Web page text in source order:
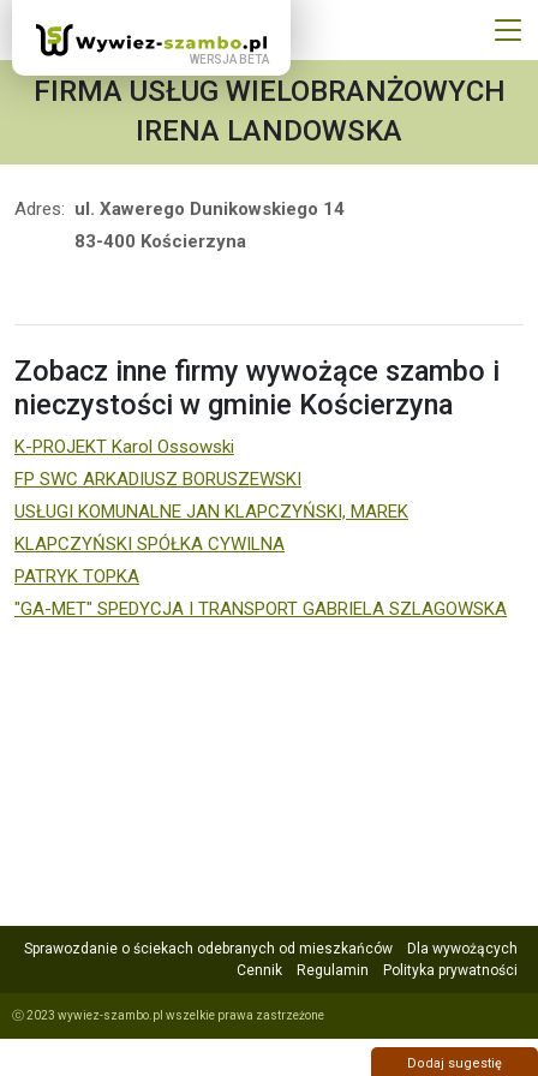
FIRMA USŁUG WIELOBRANŻOWYCH
IRENA LANDOWSKA
Adres: ul. Xawerego Dunikowskiego 14
83-400 Kościerzyna
Zobacz inne firmy wywożące szambo i
nieczystości w gminie Kościerzyna
K-PROJEKT Karol Ossowski
FP SWC ARKADIUSZ BORUSZEWSKI
USŁUGI KOMUNALNE JAN KLAPCZYŃSKI, MAREK
KLAPCZYŃSKI SPÓŁKA CYWILNA
PATRYK TOPKA
"GA-MET" SPEDYCJA I TRANSPORT GABRIELA SZLAGOWSKA
Sprawozdanie o ściekach odebranych od mieszkańców
Dla wywożących
Cennik
Regulamin Polityka prywatności
ⓒ 2023 wywiez-szambo.pl wszelkie prawa zastrzeżone
Dodaj sugestię